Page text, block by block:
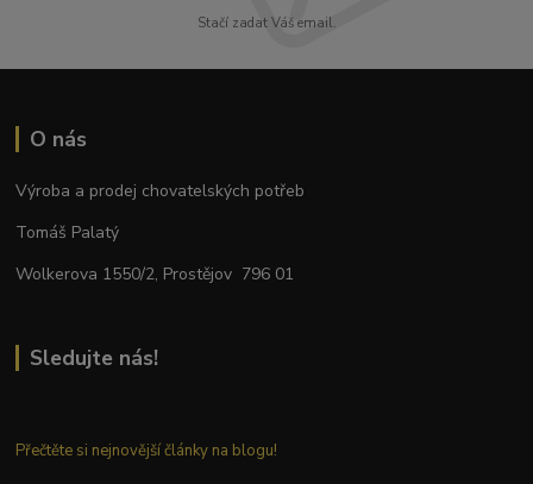
Stačí zadat Váš email.
O nás
Výroba a prodej chovatelských potřeb
Tomáš Palatý
Wolkerova 1550/2, Prostějov 796 01
Sledujte nás!
Přečtěte si nejnovější články na blogu!